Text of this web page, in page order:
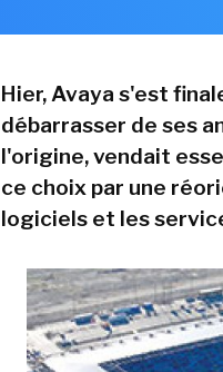
Hier, Avaya s'est
débarrasser de ses
l'origine, vendait
ce choix par une
logiciels et les